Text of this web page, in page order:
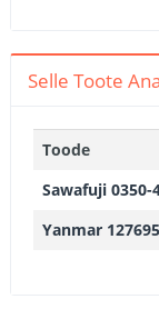
Selle Toote
Toode
Sawafuji 0350-
Yanmar